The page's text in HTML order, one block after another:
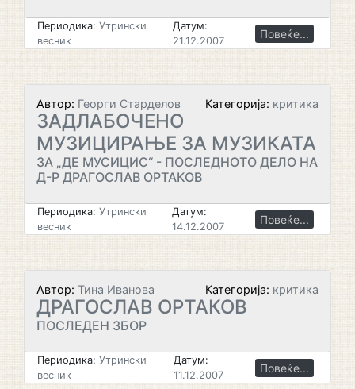
Периодика: Утрински
весник
Датум:
21.12.2007
Повеќе...
Автор: Георги Старделов Категорија: критика
ЗАДЛАБОЧЕНО
МУЗИЦИРАЊЕ ЗА МУЗИКАТА
ЗА „ДЕ МУСИЦИС“ - ПОСЛЕДНОТО ДЕЛО НА
Д-Р ДРАГОСЛАВ ОРТАКОВ
Периодика: Утрински
весник
Датум:
14.12.2007
Повеќе...
Автор: Тина Иванова Категорија: критика
ДРАГОСЛАВ ОРТАКОВ
ПОСЛЕДЕН ЗБОР
Периодика: Утрински
весник
Датум:
11.12.2007
Повеќе...